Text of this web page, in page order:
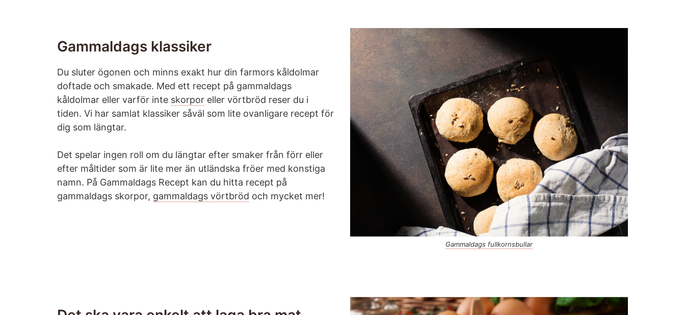
Gammaldags klassiker
Du sluter ögonen och minns exakt hur din farmors kåldolmar
doftade och smakade. Med ett recept på gammaldags
kåldolmar eller varför inte skorpor eller vörtbröd reser du i
tiden. Vi har samlat klassiker såväl som lite ovanligare recept för
dig som längtar.
Det spelar ingen roll om du längtar efter smaker från förr eller
efter måltider som är lite mer än utländska fröer med konstiga
namn. På Gammaldags Recept kan du hitta recept på
gammaldags skorpor, gammaldags vörtbröd och mycket mer!
Gammaldags fullkornsbullar